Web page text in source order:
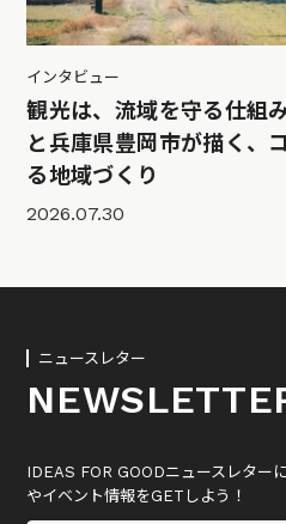
インタビュー
観光は、流域を守る仕組
と兵庫県豊岡市が描く、
る地域づくり
2026.07.30
ニュースレター
IDEAS FOR GOODニュースレター
やイベント情報をGETしよう！